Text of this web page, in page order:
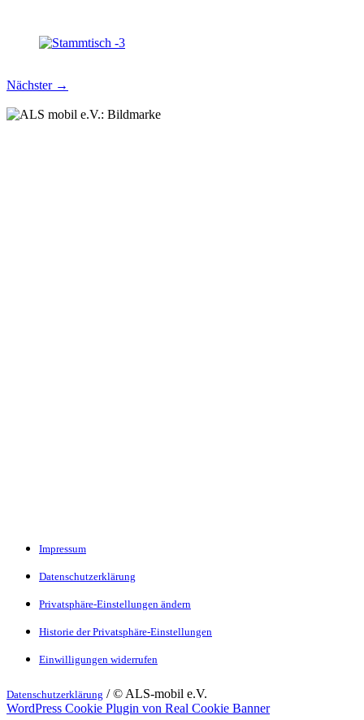
Nächster →
Impressum
Datenschutzerklärung
Privatsphäre-Einstellungen ändern
Historie der Privatsphäre-Einstellungen
Einwilligungen widerrufen
Datenschutzerklärung / © ALS-mobil e.V.
WordPress Cookie Plugin von Real Cookie Banner